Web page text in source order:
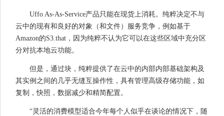
Uffo As-As-Service产品只能在现货上消耗。纯粹决定不与
云中的现有和良好的对象（和文件）服务竞争，例如基于
Amazon的S3.that，因为纯粹不认为它可以在这些区域中充分区
分对抗本地云功能。
但是，通过块，纯粹提供了在云中的内部内部基础架构及
其实例之间的几乎无缝互操作性，具有管理高级存储功能，如
复制，快照，数据减少和精简配置。
“灵活的消费模型适合今年每个人似乎在谈论的情况下，随